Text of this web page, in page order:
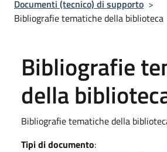
Documenti (tecnico) di supporto >
Bibliografie tematiche della biblioteca
Bibliografie
della
Bibliografie tematiche della
Tipi di documento: